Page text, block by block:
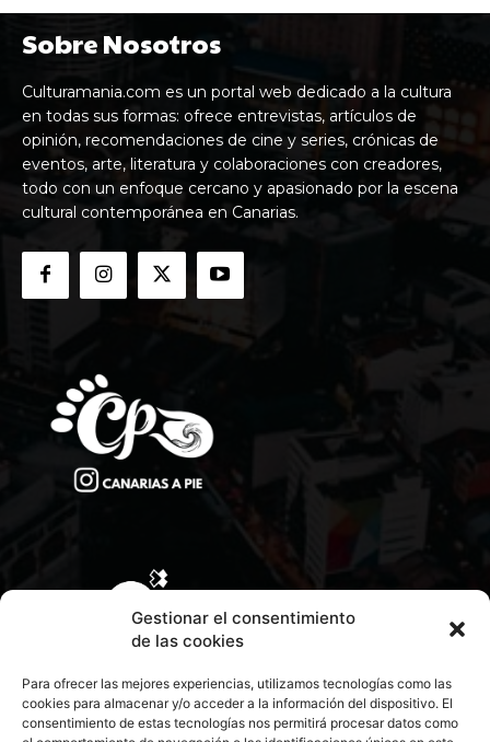
Gestionar el consentimiento
de las cookies
Para ofrecer las mejores experiencias, utilizamos tecnologías como las
cookies para almacenar y/o acceder a la información del dispositivo. El
consentimiento de estas tecnologías nos permitirá procesar datos como
Sobre Nosotros
Culturamania.com es un portal web dedicado a la cultura
en todas sus formas: ofrece entrevistas, artículos de
opinión, recomendaciones de cine y series, crónicas de
eventos, arte, literatura y colaboraciones con creadores,
todo con un enfoque cercano y apasionado por la escena
cultural contemporánea en Canarias.